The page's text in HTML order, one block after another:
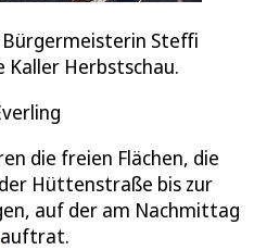
Steffi
Herbstschau.
die freien Flächen, die
Hüttenstraße bis zur
auf der am Nachmittag
auftrat.